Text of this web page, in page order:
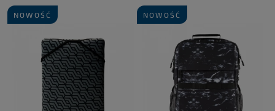
NOWOŚĆ NOWOŚĆ